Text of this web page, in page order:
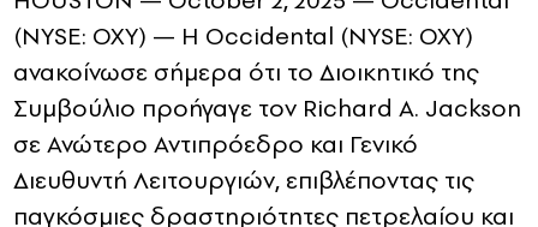
(NYSE: OXY) — Η Occidental (NYSE: OXY)
ανακοίνωσε σήμερα ότι το Διοικητικό της
Συμβούλιο προήγαγε τον Richard A. Jackson
σε Ανώτερο Αντιπρόεδρο και Γενικό
Διευθυντή Λειτουργιών, επιβλέποντας τις
παγκόσμιες δραστηριότητες πετρελαίου και